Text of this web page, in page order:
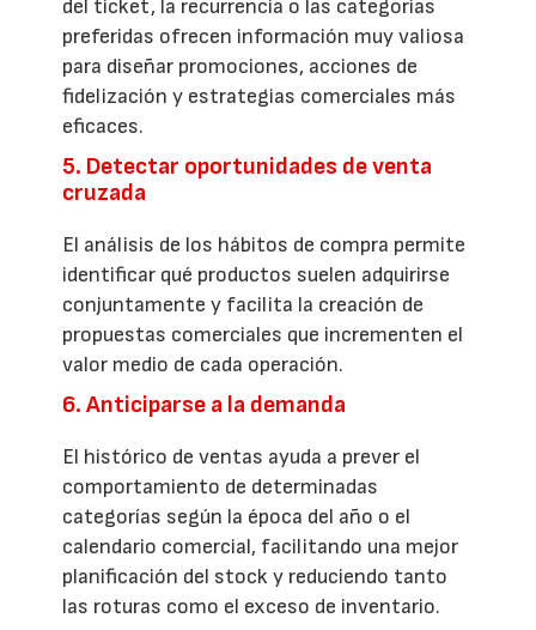
del ticket, la recurrencia o las categorías
preferidas ofrecen información muy valiosa
para diseñar promociones, acciones de
fidelización y estrategias comerciales más
eficaces.
5. Detectar oportunidades de venta
cruzada
El análisis de los hábitos de compra permite
identificar qué productos suelen adquirirse
conjuntamente y facilita la creación de
propuestas comerciales que incrementen el
valor medio de cada operación.
6. Anticiparse a la demanda
El histórico de ventas ayuda a prever el
comportamiento de determinadas
categorías según la época del año o el
calendario comercial, facilitando una mejor
planificación del stock y reduciendo tanto
las roturas como el exceso de inventario.